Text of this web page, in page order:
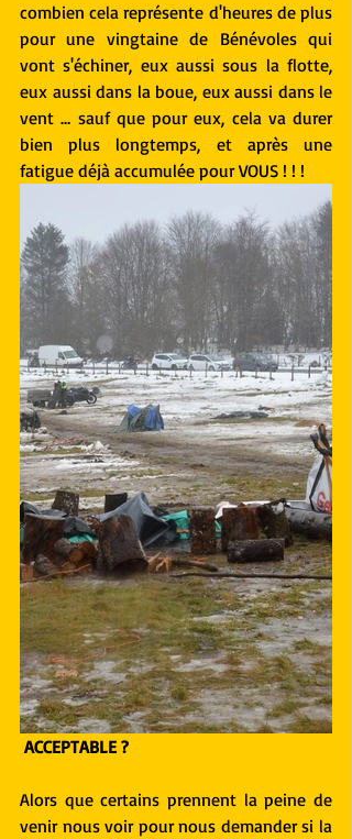
combien cela représente d'heures de plus
pour une vingtaine de Bénévoles qui
vont s'échiner, eux aussi sous la flotte,
eux aussi dans la boue, eux aussi dans le
vent … sauf que pour eux, cela va durer
bien plus longtemps, et après une
fatigue déjà accumulée pour VOUS ! ! !
ACCEPTABLE ?
Alors que certains prennent la peine de
venir nous voir pour nous demander si la